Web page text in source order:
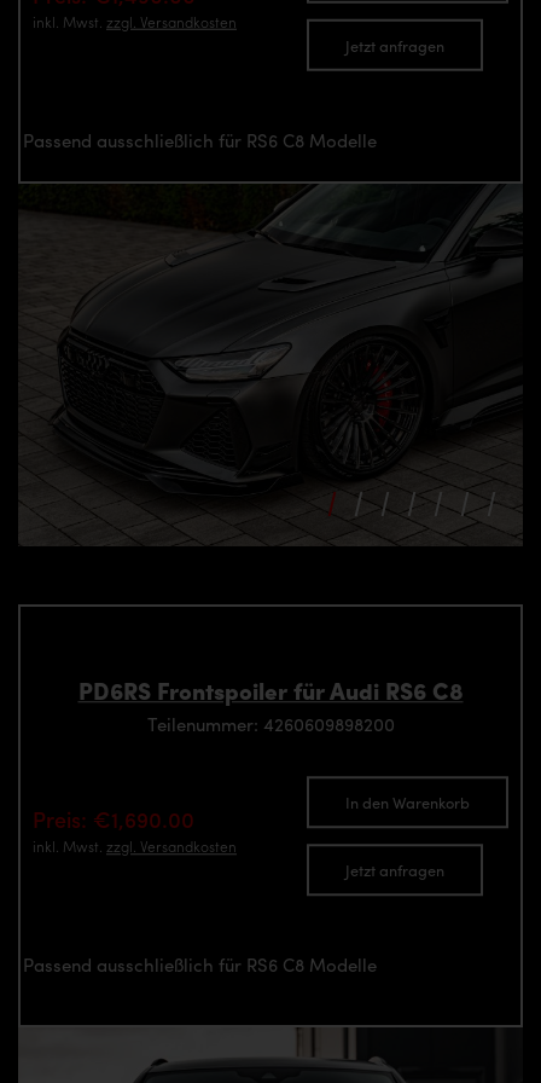
inkl. Mwst. zzgl. Versandkosten
Jetzt anfragen
Passend ausschließlich für RS6 C8 Modelle
PD6RS Frontspoiler für Audi RS6 C8
Teilenummer: 4260609898200
Preis: €1,690.00
inkl. Mwst. zzgl. Versandkosten
In den Warenkorb
Jetzt anfragen
Passend ausschließlich für RS6 C8 Modelle